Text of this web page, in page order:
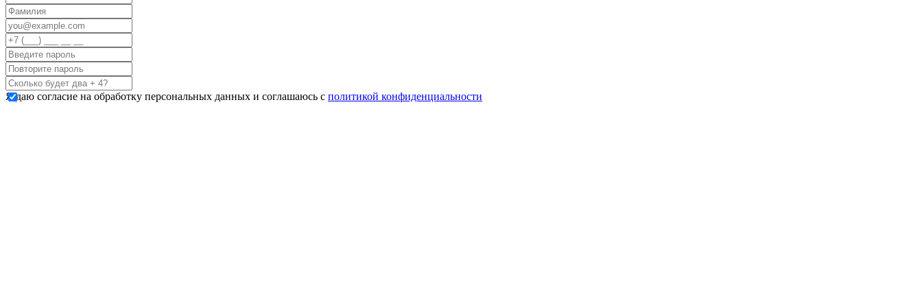
Я даю согласие на обработку персональных данных и соглашаюсь с политикой конфиденциальности